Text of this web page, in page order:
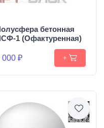
бетонная
1 (Офактуренная)
000 ₽ +